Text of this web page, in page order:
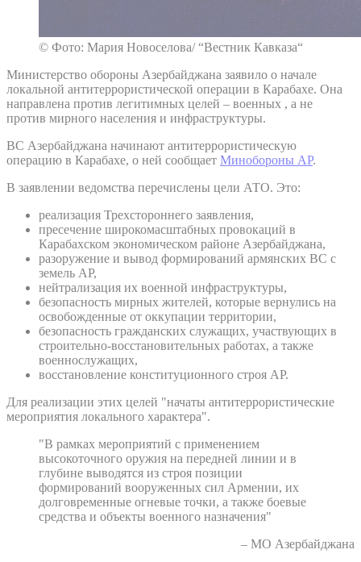
© Фото: Мария Новоселова/ “Вестник Кавказа“
Министерство обороны Азербайджана заявило о начале
локальной антитеррористической операции в Карабахе. Она
направлена против легитимных целей – военных , а не
против мирного населения и инфраструктуры.
ВС Азербайджана начинают антитеррористическую
операцию в Карабахе, о ней сообщает Минобороны АР.
В заявлении ведомства перечислены цели АТО. Это:
реализация Трехстороннего заявления,
пресечение широкомасштабных провокаций в
Карабахском экономическом районе Азербайджана,
разоружение и вывод формирований армянских ВС с
земель АР,
нейтрализация их военной инфраструктуры,
безопасность мирных жителей, которые вернулись на
освобожденные от оккупации территории,
безопасность гражданских служащих, участвующих в
строительно-восстановительных работах, а также
военнослужащих,
восстановление конституционного строя АР.
Для реализации этих целей "начаты антитеррористические
мероприятия локального характера".
"В рамках мероприятий с применением
высокоточного оружия на передней линии и в
глубине выводятся из строя позиции
формирований вооруженных сил Армении, их
долговременные огневые точки, а также боевые
средства и объекты военного назначения"
– МО Азербайджана